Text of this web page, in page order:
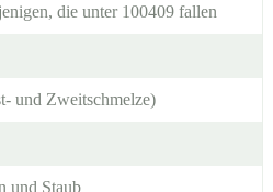
die unter 100409 fallen
und Zweitschmelze)
und Staub